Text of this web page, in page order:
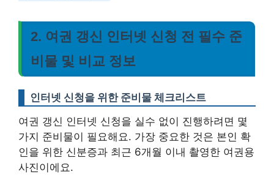
2. 여권 갱신 인터넷 신청 전 필수 준
비물 및 비교 정보
인터넷 신청을 위한 준비물 체크리스트
여권 갱신 인터넷 신청을 실수 없이 진행하려면 몇
가지 준비물이 필요해요. 가장 중요한 것은 본인 확
인을 위한 신분증과 최근 6개월 이내 촬영한 여권용
사진이에요.